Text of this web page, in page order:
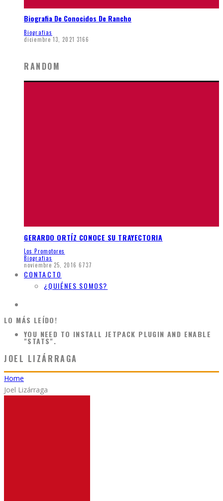
Biografia De Conocidos De Rancho
Biografias
diciembre 13, 2021 3166
RANDOM
GERARDO ORTÍZ CONOCE SU TRAYECTORIA
Los Promotores
Biografias
noviembre 25, 2016 6737
CONTACTO
¿QUIÉNES SOMOS?
LO MÁS LEÍDO!
YOU NEED TO INSTALL JETPACK PLUGIN AND ENABLE
"STATS".
JOEL LIZÁRRAGA
Joel Lizárraga